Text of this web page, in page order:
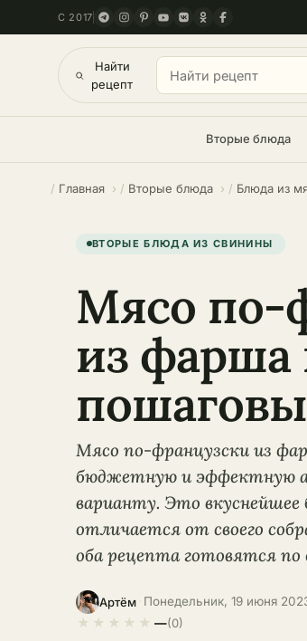
С 2017
Найти
рецепт
Вторые блюда
Главная Вторые блюда Блюда из
ВТОРЫЕ БЛЮДА ИЗ СВИНИНЫ
Мясо по-
из фарша
Мясо по-французски из
бюджетную и эффектную
варианту. Это вкуснейшее
отличается от своего
оба рецепта готовятся по
Артём Понедельник, 19 июня
★ ★ ★ ★ ★ —(0)